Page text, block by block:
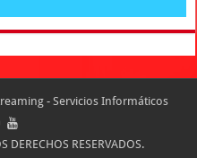
- Servicios Informáticos
RESERVADOS.